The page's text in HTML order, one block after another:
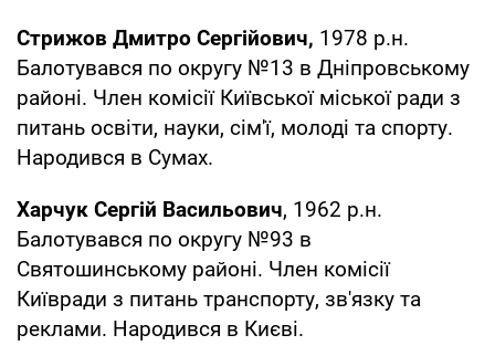
Стрижов Дмитро Сергійович, 1978 р.н.
Балотувався по округу №13 в Дніпровському
районі. Член комісії Київської міської ради з
питань освіти, науки, сім'ї, молоді та спорту.
Народився в Сумах.
Харчук Сергій Васильович, 1962 р.н.
Балотувався по округу №93 в
Святошинському районі. Член комісії
Київради з питань транспорту, зв'язку та
реклами. Народився в Києві.